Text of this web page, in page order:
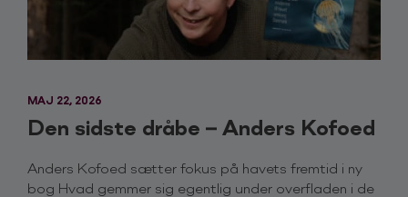
MAJ 22, 2026
Den sidste dråbe – Anders Kofoed
Anders Kofoed sætter fokus på havets fremtid i ny
bog Hvad gemmer sig egentlig under overfladen i de